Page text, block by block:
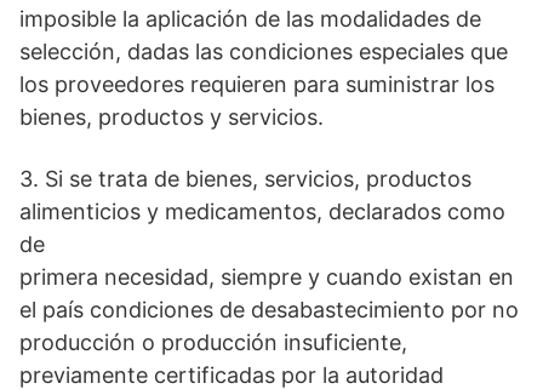
imposible la aplicación de las modalidades de
selección, dadas las condiciones especiales que
los proveedores requieren para suministrar los
bienes, productos y servicios.
3. Si se trata de bienes, servicios, productos
alimenticios y medicamentos, declarados como
de
primera necesidad, siempre y cuando existan en
el país condiciones de desabastecimiento por no
producción o producción insuficiente,
previamente certificadas por la autoridad